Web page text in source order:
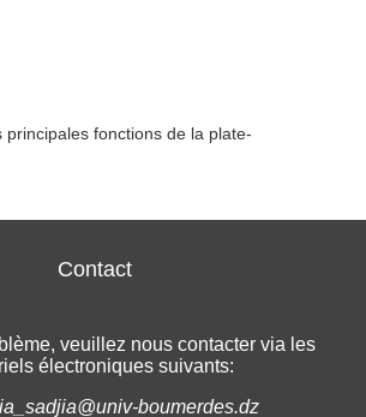
fonctions de la plate-
Contact
veuillez nous contacter via les
électroniques suivants:
boumerdes.dz